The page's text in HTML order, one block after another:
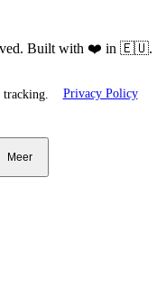
Built with ❤️ in 🇪🇺.
Privacy Policy
Meer